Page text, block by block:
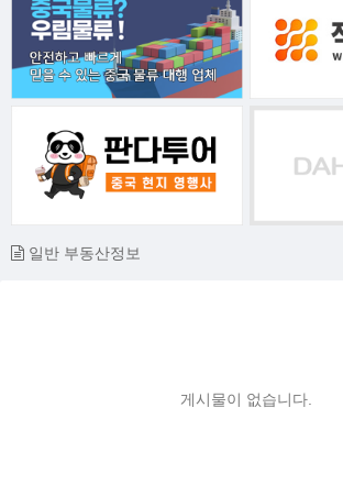
일반 부동산정보
게시물이 없습니다.